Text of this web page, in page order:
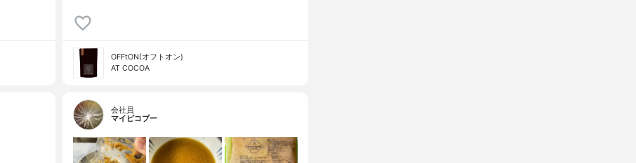
OFFtON(オフトオン)
AT COCOA
会社員
マイピコブー